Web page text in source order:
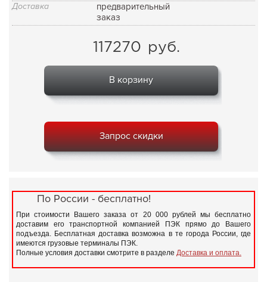
Доставка
предварительный
заказ
117270 руб.
В корзину
Запрос скидки
По России - бесплатно!
При стоимости Вашего заказа от 20 000 рублей мы бесплатно
доставим его транспортной компанией ПЭК прямо до Вашего
подъезда. Бесплатная доставка возможна в те города России, где
имеются грузовые терминалы ПЭК.
Полные условия доставки смотрите в разделе Доставка и оплата.